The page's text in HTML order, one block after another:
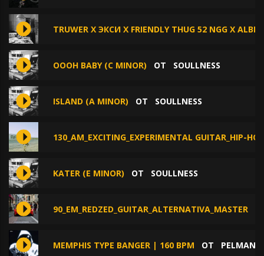
TRUWER X ЭКСИ X FRIENDLY THUG 52 NGG X
OOOH BABY (C MINOR) ОТ SOULLNESS
ISLAND (A MINOR) ОТ SOULLNESS
130_AM_EXCITING_EXPERIMENTAL GUITAR_HIP-
KATER (E MINOR) ОТ SOULLNESS
90_EM_REDZED_GUITAR_ALTERNATIVA_MASTER
MEMPHIS TYPE BANGER | 160 BPM ОТ PELMANE